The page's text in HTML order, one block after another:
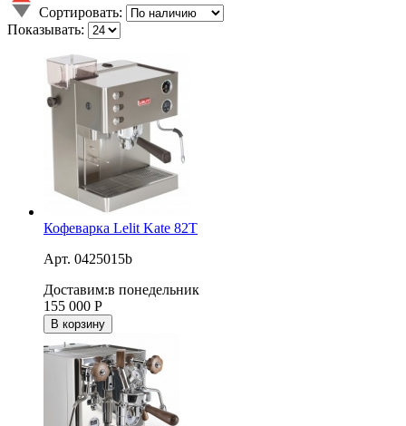
Сортировать:
Показывать:
Кофеварка Lelit Kate 82T
Арт. 0425015b
Доставим:в понедельник
155 000 Р
В корзину